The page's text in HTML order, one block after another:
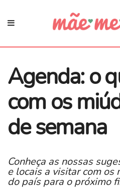
Agenda: o
com os
de semana
Conheça as nossas
e locais a visitar com
do país para o próximo